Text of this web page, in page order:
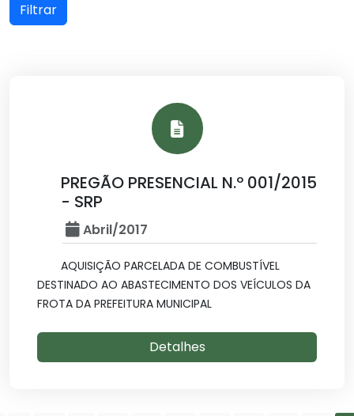
Filtrar
PREGÃO PRESENCIAL N.º 001/2015
- SRP
Abril/2017
AQUISIÇÃO PARCELADA DE COMBUSTÍVEL
DESTINADO AO ABASTECIMENTO DOS VEÍCULOS DA
FROTA DA PREFEITURA MUNICIPAL
Detalhes